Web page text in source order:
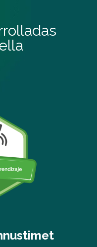
älykkyyksiä